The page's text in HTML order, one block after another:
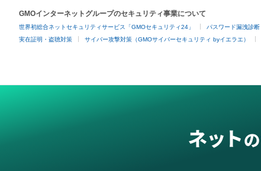
GMOインターネットグループのセキュリティ事業について
世界初総合ネットセキュリティサービス「GMOセキュリティ24」 パスワード漏洩診断
実在証明・盗聴対策 サイバー攻撃対策（GMOサイバーセキュリティ byイエラエ）